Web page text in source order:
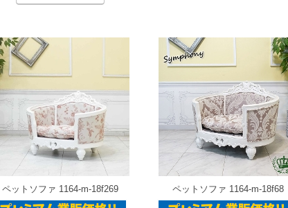
ペットソファ 1164-m-18f269 ペットソファ 1164-m-18f68